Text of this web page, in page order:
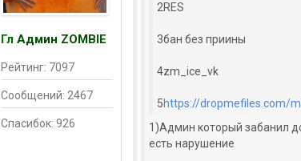
Гл Админ ZOMBIE
Рейтинг: 7097
Сообщений: 2467
Спасибок: 926
2RES
3бан без приины
4zm_ice_vk
5https://dropmefiles.com/
1)Админ который забанил
есть нарушение